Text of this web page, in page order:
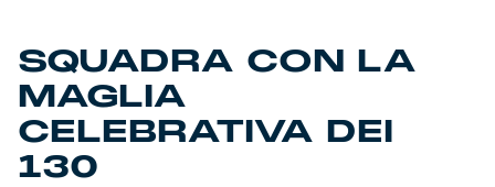
SQUADRA CON LA
MAGLIA
CELEBRATIVA DEI
130